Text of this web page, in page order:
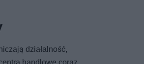
działalność,